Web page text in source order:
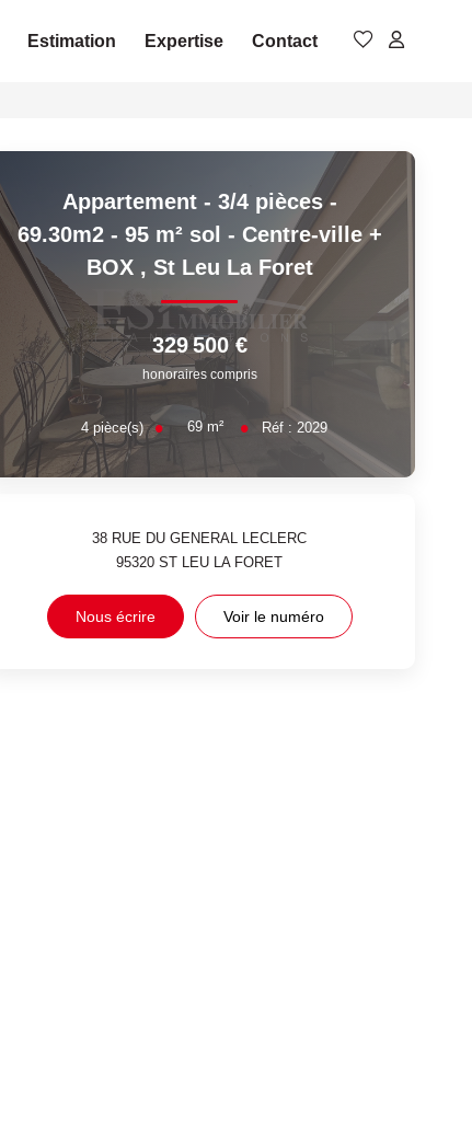
Estimation Expertise Contact
Appartement - 3/4 pièces -
69.30m2 - 95 m² sol - Centre-ville +
BOX , St Leu La Foret
329 500 €
honoraires compris
4 pièce(s) 69 m² Réf : 2029
38 RUE DU GENERAL LECLERC
95320ST LEU LA FORET
Nous écrire Voir le numéro